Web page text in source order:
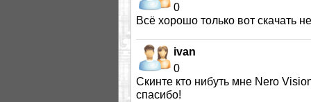
0
Всё хорошо только вот скачать
ivan
0
Скинте кто нибуть мне Nero
спасибо!